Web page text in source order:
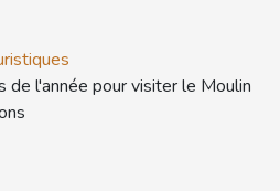
de l'année pour visiter le Moulin